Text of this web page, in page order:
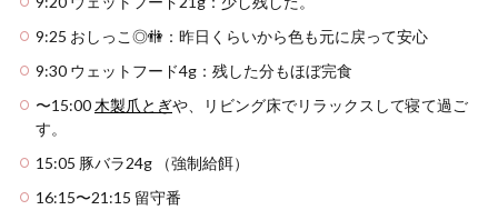
9:25 おしっこ◎🚻：昨日くらいから色も元に戻って安心
9:30 ウェットフード4g：残した分もほぼ完食
〜15:00 木製爪とぎや、リビング床でリラックスして寝て過ご
す。
15:05 豚バラ24g （強制給餌）
16:15〜21:15 留守番